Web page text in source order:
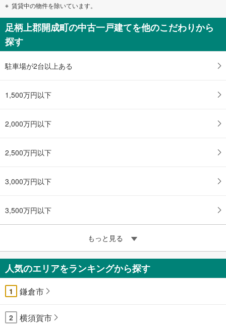
賃貸中の物件を除いています。
足柄上郡開成町の中古一戸建てを他のこだわりから
探す
駐車場が2台以上ある
1,500万円以下
2,000万円以下
2,500万円以下
3,000万円以下
3,500万円以下
もっと見る
人気のエリアをランキングから探す
1 鎌倉市
2 横須賀市